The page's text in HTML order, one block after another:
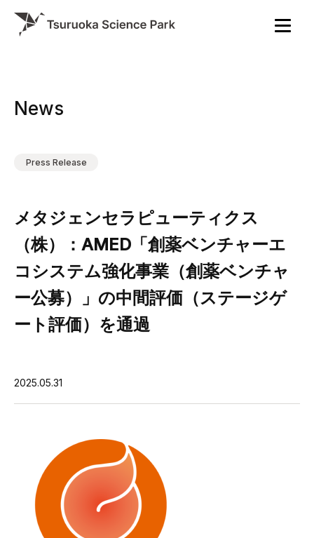
News
Press Release
メタジェンセラピューティクス
（株）：AMED「創薬ベンチャーエ
コシステム強化事業（創薬ベンチャ
ー公募）」の中間評価（ステージゲ
ート評価）を通過
2025.05.31